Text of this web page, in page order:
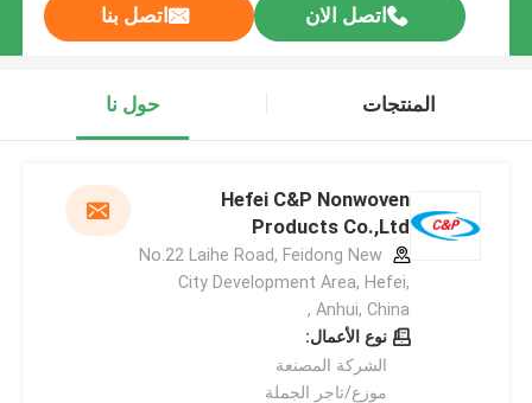
اتصل الان اتصل بنا
المنتجات حول نا
Hefei C&P Nonwoven
Products Co.,Ltd
No.22 Laihe Road, Feidong New
City Development Area, Hefei,
Anhui, China ,
نوع الأعمال:
الشركة المصنعة
موزع/تاجر الجملة